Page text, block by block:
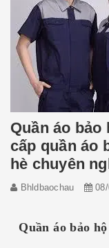
Quần áo
cấp quần áo
hè chuyên
Bhldbaochau 08/
Quần áo bảo